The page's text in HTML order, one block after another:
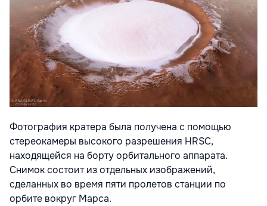
Фотография кратера была получена с помощью
стереокамеры высокого разрешения HRSC,
находящейся на борту орбитального аппарата.
Снимок состоит из отдельных изображений,
сделанных во время пяти пролетов станции по
орбите вокруг Марса.